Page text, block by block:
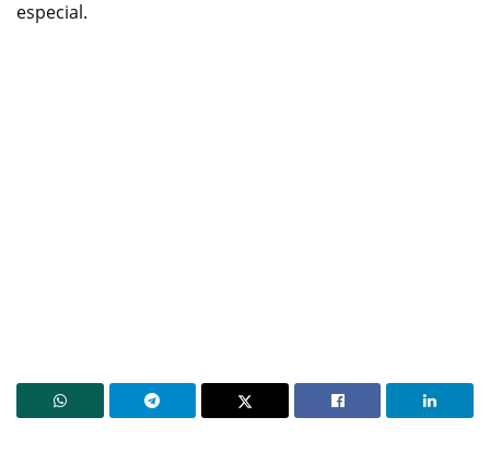
especial.